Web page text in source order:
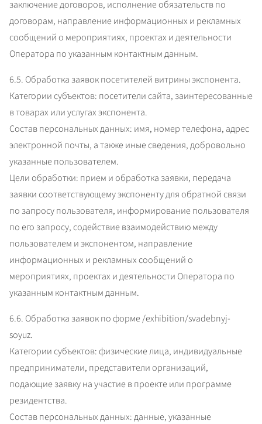
заключение договоров, исполнение обязательств по
договорам, направление информационных и рекламных
сообщений о мероприятиях, проектах и деятельности
Оператора по указанным контактным данным.
6.5. Обработка заявок посетителей витрины экспонента.
Категории субъектов: посетители сайта, заинтересованные
в товарах или услугах экспонента.
Состав персональных данных: имя, номер телефона, адрес
электронной почты, а также иные сведения, добровольно
указанные пользователем.
Цели обработки: прием и обработка заявки, передача
заявки соответствующему экспоненту для обратной связи
по запросу пользователя, информирование пользователя
по его запросу, содействие взаимодействию между
пользователем и экспонентом, направление
информационных и рекламных сообщений о
мероприятиях, проектах и деятельности Оператора по
указанным контактным данным.
6.6. Обработка заявок по форме /exhibition/svadebnyj-
soyuz.
Категории субъектов: физические лица, индивидуальные
предприниматели, представители организаций,
подающие заявку на участие в проекте или программе
резидентства.
Состав персональных данных: данные, указанные